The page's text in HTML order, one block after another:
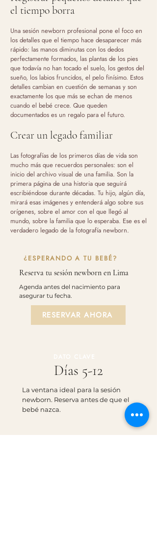
el tiempo borra
Una sesión newborn profesional pone el foco en
los detalles que el tiempo hace desaparecer más
rápido: las manos diminutas con los dedos
perfectamente formados, las plantas de los pies
que todavía no han tocado el suelo, los gestos del
sueño, los labios fruncidos, el pelo finísimo. Estos
detalles cambian en cuestión de semanas y son
exactamente los que más se echan de menos
cuando el bebé crece. Que queden
documentados es un regalo para el futuro.
Crear un legado familiar
Las fotografías de los primeros días de vida son
mucho más que recuerdos personales: son el
inicio del archivo visual de una familia. Son la
primera página de una historia que seguirá
escribiéndose durante décadas. Tu hijo, algún día,
mirará esas imágenes y entenderá algo sobre sus
orígenes, sobre el amor con el que llegó al
mundo, sobre la familia que lo esperaba. Ese es el
verdadero legado de la fotografía newborn.
¿ESPERANDO A TU BEBÉ?
Reserva tu sesión newborn en Lima
Agenda antes del nacimiento para
asegurar tu fecha.
RESERVAR AHORA
Días 5-12
La ventana ideal para la sesión
newborn. Reserva antes de que el
bebé nazca.